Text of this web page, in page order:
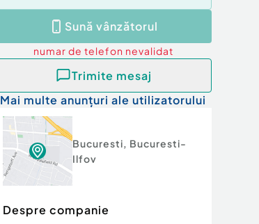
Sună vânzătorul
numar de telefon nevalidat
Trimite mesaj
Mai multe anunțuri ale utilizatorului
Bucuresti, Bucuresti-
Ilfov
Despre companie